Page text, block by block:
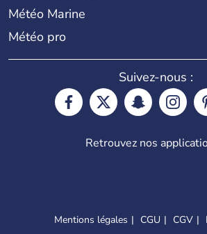
Météo Marine
Météo pro
Suivez-nous :
Retrouvez nos
Mentions légales CGU CGV